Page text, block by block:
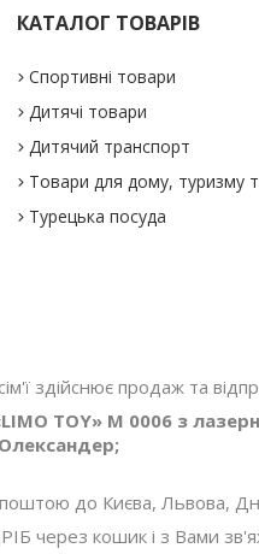
КАТАЛОГ ТОВАРІВ
Спортивні товари
Дитячі товари
Дитячий транспорт
Товари для дому, туризму
Турецька посуда
сім'ї здійснює продаж та
TOY» M 0006 з
до Києва, Львова,
через кошик і з Вами